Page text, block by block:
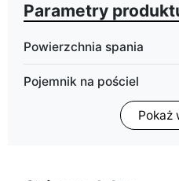
Parametry
Powierzchnia spania
Pojemnik na pościel
Pokaż